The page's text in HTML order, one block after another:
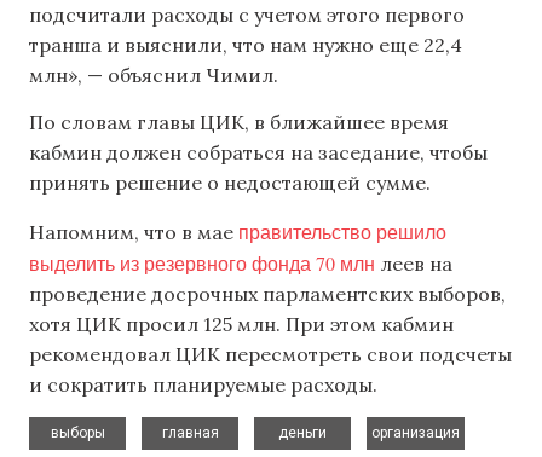
подсчитали расходы с учетом этого первого
транша и выяснили, что нам нужно еще 22,4
млн», — объяснил Чимил.
По словам главы ЦИК, в ближайшее время
кабмин должен собраться на заседание, чтобы
принять решение о недостающей сумме.
Напомним, что в мае правительство решило
выделить из резервного фонда 70 млн леев на
проведение досрочных парламентских выборов,
хотя ЦИК просил 125 млн. При этом кабмин
рекомендовал ЦИК пересмотреть свои подсчеты
и сократить планируемые расходы.
выборы
главная
деньги
организация